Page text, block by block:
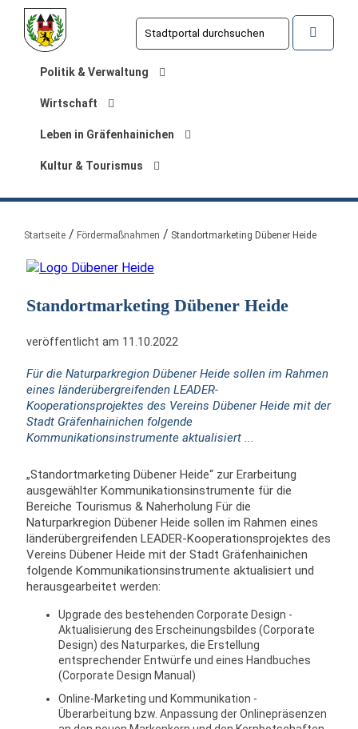
Politik & Verwaltung
Wirtschaft
Leben in Gräfenhainichen
Kultur & Tourismus
Sie sind hier:
Startseite Fördermaßnahmen Standortmarketing Dübener Heide
Standortmarketing Dübener Heide
veröffentlicht am 11.10.2022
Für die Naturparkregion Dübener Heide sollen im Rahmen
eines länderübergreifenden LEADER-
Kooperationsprojektes des Vereins Dübener Heide mit der
Stadt Gräfenhainichen folgende
Kommunikationsinstrumente aktualisiert ...
„Standortmarketing Dübener Heide“ zur Erarbeitung
ausgewählter Kommunikationsinstrumente für die
Bereiche Tourismus & Naherholung Für die
Naturparkregion Dübener Heide sollen im Rahmen eines
länderübergreifenden LEADER-Kooperationsprojektes des
Vereins Dübener Heide mit der Stadt Gräfenhainichen
folgende Kommunikationsinstrumente aktualisiert und
herausgearbeitet werden:
Upgrade des bestehenden Corporate Design -
Aktualisierung des Erscheinungsbildes (Corporate
Design) des Naturparkes, die Erstellung
entsprechender Entwürfe und eines Handbuches
(Corporate Design Manual)
Online-Marketing und Kommunikation -
Überarbeitung bzw. Anpassung der Onlinepräsenzen